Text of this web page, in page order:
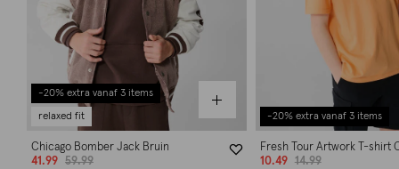
-20% extra vanaf 3 items
relaxed fit
Chicago Bomber Jack Bruin
41.99
59.99
-20% extra vanaf 3 items
Fresh Tour Artwork T-shirt
10.49
14.99